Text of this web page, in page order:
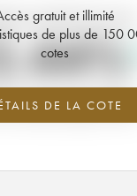
gratuit et illimité
de plus de 150
cotes
DE LA COTE
actuelle de la cote
à la hausse du millésime
en 2026 par rapport à 2025